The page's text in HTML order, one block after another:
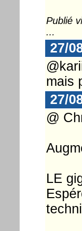
Publié
...
27/
mais
27/
@
LE